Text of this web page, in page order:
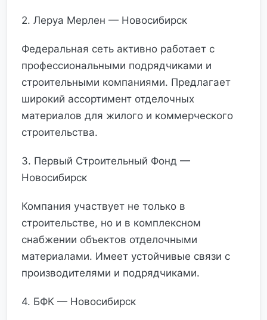
2. Леруа Мерлен — Новосибирск
Федеральная сеть активно работает с
профессиональными подрядчиками и
строительными компаниями. Предлагает
широкий ассортимент отделочных
материалов для жилого и коммерческого
строительства.
3. Первый Строительный Фонд —
Новосибирск
Компания участвует не только в
строительстве, но и в комплексном
снабжении объектов отделочными
материалами. Имеет устойчивые связи с
производителями и подрядчиками.
4. БФК — Новосибирск